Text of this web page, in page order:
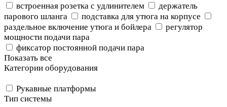
встроенная розетка с удлинителем
держатель
парового шланга
подставка для утюга на корпусе
раздельное включение утюга и бойлера
регулятор
мощности подачи пара
фиксатор постоянной подачи пара
Показать все
Категории оборудования
Рукавные платформы
Тип системы